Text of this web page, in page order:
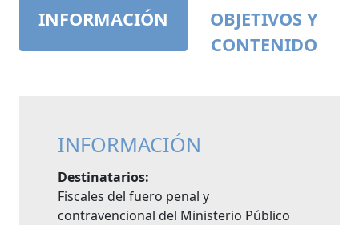
INFORMACIÓN
OBJETIVOS Y
CONTENIDO
INFORMACIÓN
Destinatarios:
Fiscales del fuero penal y
contravencional del Ministerio Público